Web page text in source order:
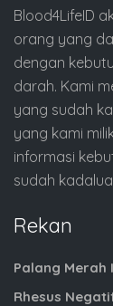
Blood4LifeID
orang yang
dengan
darah. Kami
yang sudah
yang kami
informasi
sudah
Rekan
Palang Merah
Rhesus